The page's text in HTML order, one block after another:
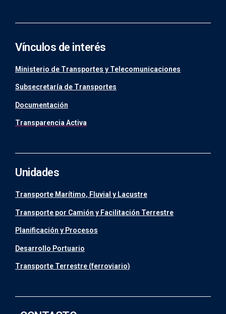
Vínculos de interés
Ministerio de Transportes y Telecomunicaciones
Subsecretaría de Transportes
Documentación
Transparencia Activa
Unidades
Transporte Marítimo, Fluvial y Lacustre
Transporte por Camión y Facilitación Terrestre
Planificación y Procesos
Desarrollo Portuario
Transporte Terrestre (ferroviario)